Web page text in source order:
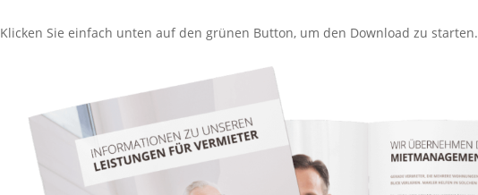
Klicken Sie einfach unten auf den grünen Button, um den Download zu starten.